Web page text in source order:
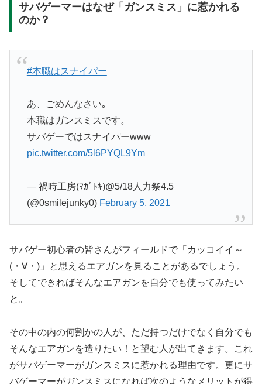
サバゲーマーはなぜ「ガンスミス」に惹かれる
のか？
#本職はスナイパー
あ、ごめんなさい｡
本職はガンスミスです。
サバゲーではスナイパーwww
pic.twitter.com/5l6PYQL9Ym
— 禍時工房(ﾏｶﾞﾄｷ)@5/18人力祭4.5
(@0smilejunky0) February 5, 2021
サバゲー初心者の皆さんがフィールドで「カッコイイ～
(・∀・)」と思えるエアガンを見ることがあるでしょう。
そしてできればそんなエアガンを自分でも使ってみたい
と。
その中の内の何割かの人が、ただ持つだけでなく自分でも
そんなエアガンを造りたい！と望む人が出てきます。これ
がサバゲーマーがガンスミスに惹かれる理由です。更にサ
バゲーマーがガンスミスになれば次のようなメリットが得